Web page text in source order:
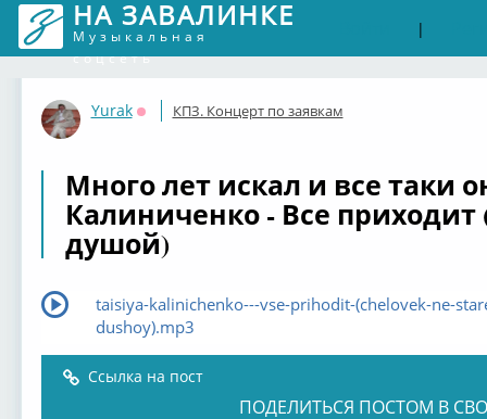
НА ЗАВАЛИНКЕ
Музыкальная
соцсеть
|
Yurak
Оффлайн
КПЗ. Концерт по заявкам
Много лет искал и все таки
Калиниченко - Все приходит
душой)
taisiya-kalinichenko---vse-prihodit-(chelovek-ne-
dushoy).mp3
Ссылка на пост
ПОДЕЛИТЬСЯ ПОСТОМ В